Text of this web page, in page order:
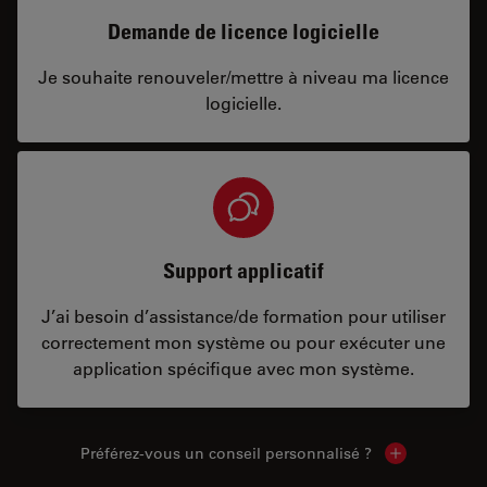
Demande de licence logicielle
Je souhaite renouveler/mettre à niveau ma licence
logicielle.
Support applicatif
J’ai besoin d’assistance/de formation pour utiliser
correctement mon système ou pour exécuter une
application spécifique avec mon système.
Préférez-vous un conseil personnalisé ? Show local